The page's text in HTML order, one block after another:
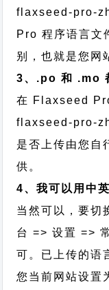
flaxseed-pro-
Pro 程序语言文
别，也就是您网
3、.po 和 .mo
在 Flaxseed
flaxseed-pro-
是否上传由您
供。
4、我可以用中
当然可以，要切
台 => 设置 =>
可。已上传的语
您当前网站设置